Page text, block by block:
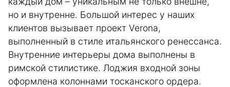
но и внутренне. Большой интерес у наших
клиентов вызывает проект Verona,
выполненный в стиле итальянского ренессанса.
Внутренние интерьеры дома выполнены в
римской стилистике. Лоджия входной зоны
оформлена колоннами тосканского ордера.